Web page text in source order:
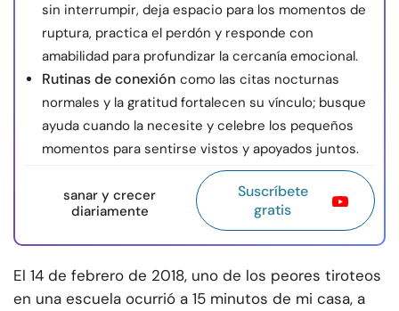
sin interrumpir, deja espacio para los momentos de
ruptura, practica el perdón y responde con
amabilidad para profundizar la cercanía emocional.
Rutinas de conexión como las citas nocturnas
normales y la gratitud fortalecen su vínculo; busque
ayuda cuando la necesite y celebre los pequeños
momentos para sentirse vistos y apoyados juntos.
sanar y crecer
diariamente
Suscríbete
gratis
El 14 de febrero de 2018, uno de los peores tiroteos
en una escuela ocurrió a 15 minutos de mi casa, a